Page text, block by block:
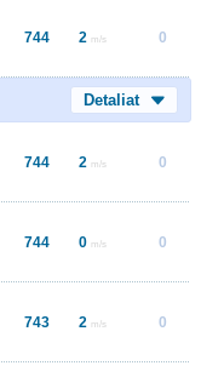
744 2 m/s 0
Detaliat
744 2 m/s 0
744 0 m/s 0
743 2 m/s 0